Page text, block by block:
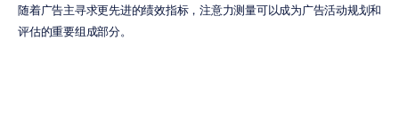
随着广告主寻求更先进的绩效指标，注意力测量可以成为广告活动规划和
评估的重要组成部分。